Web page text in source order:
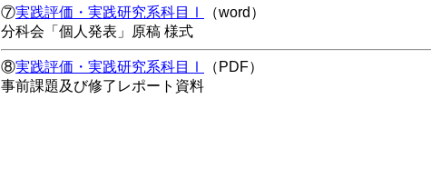
⑦実践評価・実践研究系科目Ⅰ
（word）
分科会「個人発表」原稿 様式
⑧実践評価・実践研究系科目Ⅰ
（PDF）
事前課題及び修了レポート資料